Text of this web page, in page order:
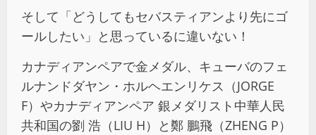
そして「どうしてもセバスティアンより先にゴ
ールしたい」と思っているに違いない！
カナディアンペアで金メダル、キューバのフェ
ルナンドダヤン・ホルヘエンリケス（JORGE
F）やカナディアンペア 銀メダリスト中華人民
共和国の劉 浩（LIU H）と鄭 鵬飛（ZHENG P）